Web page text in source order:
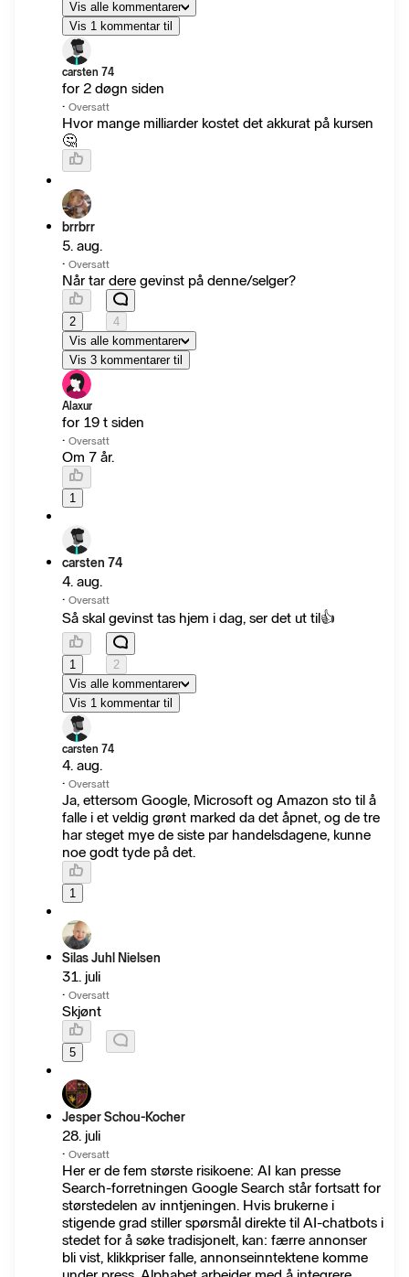
Vis alle kommentarer
Vis 1 kommentar til
carsten 74
for 2 døgn siden
· Oversatt
Hvor mange milliarder kostet det akkurat på kursen
🤔
brrbrr
5. aug.
· Oversatt
Når tar dere gevinst på denne/selger?
2
4
Vis alle kommentarer
Vis 3 kommentarer til
Alaxur
for 19 t siden
· Oversatt
Om 7 år.
1
carsten 74
4. aug.
· Oversatt
Så skal gevinst tas hjem i dag, ser det ut til👍
1
2
Vis alle kommentarer
Vis 1 kommentar til
carsten 74
4. aug.
· Oversatt
Ja, ettersom Google, Microsoft og Amazon sto til å
falle i et veldig grønt marked da det åpnet, og de tre
har steget mye de siste par handelsdagene, kunne
noe godt tyde på det.
1
Silas Juhl Nielsen
31. juli
· Oversatt
Skjønt
5
Jesper Schou-Kocher
28. juli
· Oversatt
Her er de fem største risikoene: AI kan presse
Search-forretningen Google Search står fortsatt for
størstedelen av inntjeningen. Hvis brukerne i
stigende grad stiller spørsmål direkte til AI-chatbots i
stedet for å søke tradisjonelt, kan: færre annonser
bli vist, klikkpriser falle, annonseinntektene komme